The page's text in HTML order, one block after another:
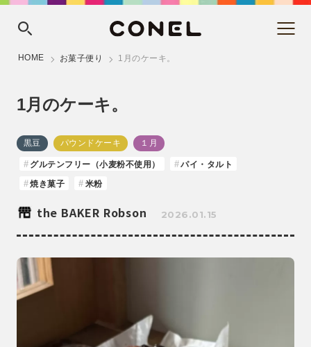
HOME お菓子便り 1月のケーキ。
1月のケーキ。
黒豆 パウンドケーキ １月
グルテンフリー（小麦粉不使用）
パイ・タルト
焼き菓子
米粉
the BAKER Robson 2026.01.15